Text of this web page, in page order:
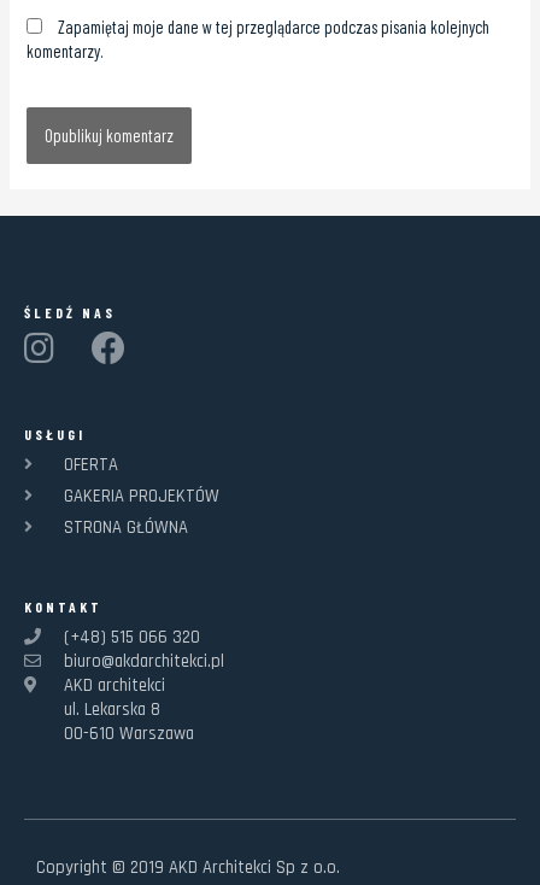
Zapamiętaj moje dane w tej przeglądarce podczas pisania kolejnych
komentarzy.
ŚLEDŹ NAS
USŁUGI
OFERTA
GAKERIA PROJEKTÓW
STRONA GŁÓWNA
KONTAKT
(+48) 515 066 320
biuro@akdarchitekci.pl
AKD architekci
ul. Lekarska 8
00-610 Warszawa
Copyright © 2019 AKD Architekci Sp z o.o.